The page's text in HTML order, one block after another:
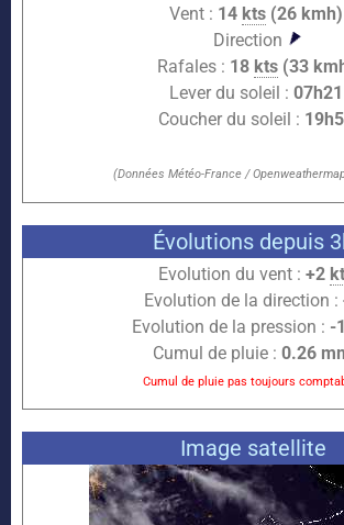
Vent : 14 kts (26 kmh)
Direction
Rafales : 18 kts (33
Lever du soleil :07h21
Coucher du soleil :
(Données Météo-France /
Évolutions depuis
Evolution du vent :+2
Evolution de la direction :
Evolution de la pression : -1
Cumul de pluie :0.26
Cumul de pluie pas toujours
Image satellite